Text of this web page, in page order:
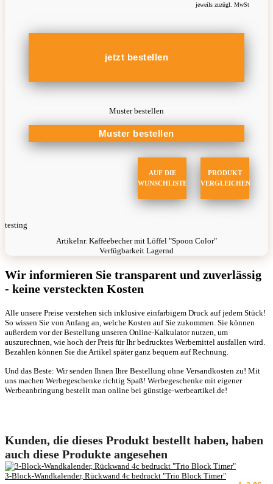
jeweils zuzügl. MwSt
Muster bestellen
AUF DIE
WUNSCHLISTE
PRODUKT
VERGLEICHEN
testing
Artikelnr. Kaffeebecher mit Löffel "Spoon Color"
Verfügbarkeit Lagernd
Wir informieren Sie transparent und zuverlässig
- keine versteckten Kosten
Alle unsere Preise verstehen sich inklusive einfarbigem Druck auf jedem Stück!
So wissen Sie von Anfang an, welche Kosten auf Sie zukommen. Sie können
außerdem vor der Bestellung unseren Online-Kalkulator nutzen, um
auszurechnen, wie hoch der Preis für Ihr bedrucktes Werbemittel ausfallen wird.
Bezahlen können Sie die Artikel später ganz bequem auf Rechnung.
Und das Beste: Wir senden Ihnen Ihre Bestellung ohne Versandkosten zu! Mit
uns machen Werbegeschenke richtig Spaß! Werbegeschenke mit eigener
Werbeanbringung bestellt man online bei günstige-werbeartikel.de!
Kunden, die dieses Produkt bestellt haben, haben
auch diese Produkte angesehen
3-Block-Wandkalender, Rückwand 4c bedruckt "Trio Block Timer"